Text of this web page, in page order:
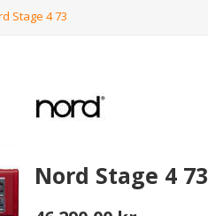
Stage 4 73
Nord Stage 4 73